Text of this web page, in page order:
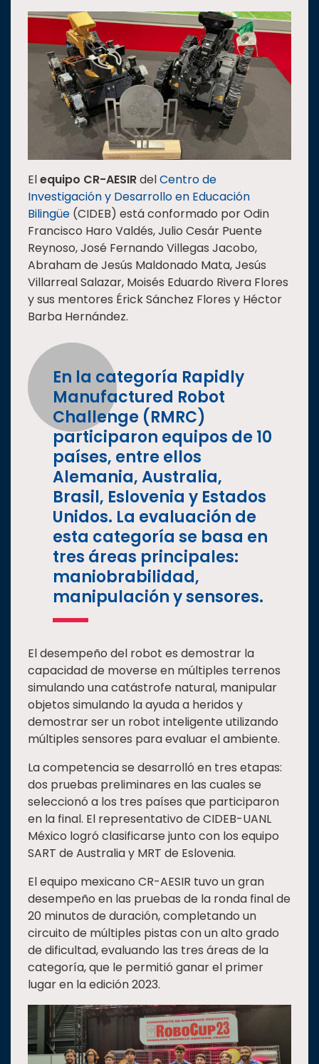
Elequipo CR-AESIRdelCentro de
Investigación y Desarrollo en Educación
Bilingüe (CIDEB) está conformado por Odin
Francisco Haro Valdés, Julio Cesár Puente
Reynoso, José Fernando Villegas Jacobo,
Abraham de Jesús Maldonado Mata, Jesús
Villarreal Salazar, Moisés Eduardo Rivera Flores
y sus mentores Érick Sánchez Flores y Héctor
Barba Hernández.
En la categoría Rapidly
Manufactured Robot
Challenge (RMRC)
participaron equipos de 10
países, entre ellos
Alemania, Australia,
Brasil, Eslovenia y Estados
Unidos. La evaluación de
esta categoría se basa en
tres áreas principales:
maniobrabilidad,
manipulación y sensores.
El desempeño del robot es demostrar la
capacidad de moverse en múltiples terrenos
simulando una catástrofe natural, manipular
objetos simulando la ayuda a heridos y
demostrar ser un robot inteligente utilizando
múltiples sensores para evaluar el ambiente.
La competencia se desarrolló en tres etapas:
dos pruebas preliminares en las cuales se
seleccionó a los tres países que participaron
en la final. El representativo de CIDEB-UANL
México logró clasificarse junto con los equipo
SART de Australia y MRT de Eslovenia.
El equipo mexicano CR-AESIR tuvo un gran
desempeño en las pruebas de la ronda final de
20 minutos de duración, completando un
circuito de múltiples pistas con un alto grado
de dificultad, evaluando las tres áreas de la
categoría, que le permitió ganar el primer
lugar en la edición 2023.